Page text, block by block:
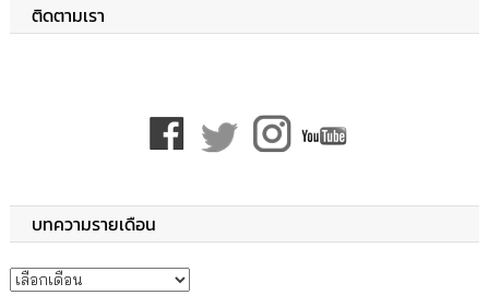
ติดตามเรา
บทความรายเดือน
บทความรายเดือน